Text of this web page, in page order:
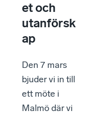
et och
utanförsk
ap
Den 7 mars
bjuder vi in till
ett möte i
Malmö där vi